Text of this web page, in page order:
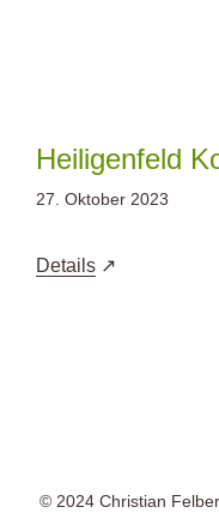
Heiligenfeld
27. Oktober 2023
Details
© 2024 Christian Felber